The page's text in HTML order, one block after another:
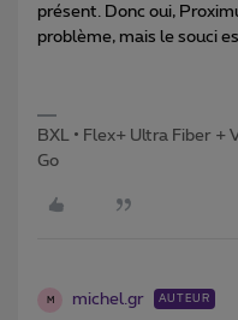
présent. Donc oui,
problème, mais le souci
BXL • Flex+ Ultra Fiber +
Go
M michel.gr AUTEUR